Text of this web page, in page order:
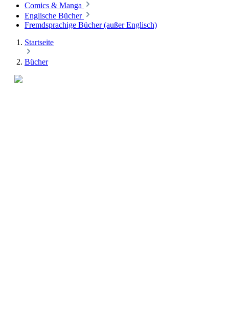
Comics & Manga
Englische Bücher
Fremdsprachige Bücher (außer Englisch)
Startseite
Bücher